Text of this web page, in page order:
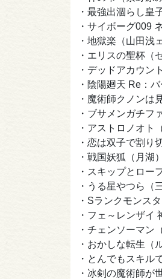
・最強出涸らし皇
・サイボーグ009
・地獄楽（山田浅
・エリスの聖杯（
・デッドアカウン
・陰陽廻天 Re：
・魔術師クノンは
・ブサメンガチフ
・アストロノオト
・恋は双子で割り
・戦国妖狐（月湖）
・スキップとロー
・うる星やつら（
・Sランクモンス
・フェ～レンザイ
・チェンソーマン
・おかしな転生（
・とんでもスキル
・冰剣の魔術師が